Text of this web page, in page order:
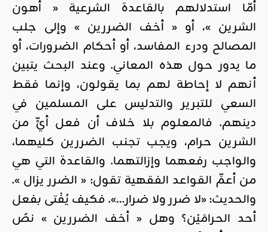
أمّا استدلالهم بالقاعدة الشرعية « أهون
الشرين »، أو « أخف الضررين » وإلى جلب
المصالح ودرء المفاسد، أو أحكام الضرورات، أو
ما يدور حول هذه المعاني. وعند البحث يتبين
أنهم لا إحاطة لهم بما يقولون، وإنما فقط
السعي للتبرير والتدليس على المسلمين في
دينهم. فالمعلوم بلا خلاف أن فعل أيٍّ من
الشرين حرام، ويجب تجنب الضررين كليهما،
والواجب رفعهما وإزالتهما. والقاعدة التي هي
من أعمِّ القواعد الفقهية تقول: « الضرر يزال ».
والحديث: «لا ضرر ولا ضرار…». فكيف يُفْتى بفعل
أحد الحرامَيْن؟ وهل « أخف الضررين » نصٌ